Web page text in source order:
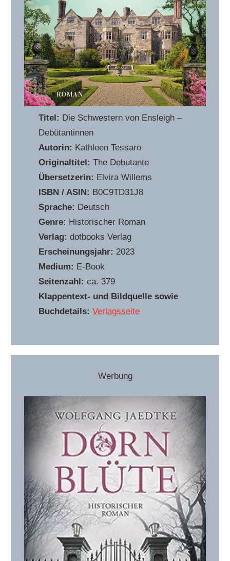
Titel: Die Schwestern von Ensleigh –
Debütantinnen
Autorin: Kathleen Tessaro
Originaltitel: The Debutante
Übersetzerin: Elvira Willems
ISBN / ASIN: B0C9TD31J8
Sprache: Deutsch
Genre: Historischer Roman
Verlag:dotbooks Verlag
Erscheinungsjahr: 2023
Medium: E-Book
Seitenzahl:ca. 379
Klappentext- und Bildquelle sowie
Buchdetails: Verlagsseite
Werbung